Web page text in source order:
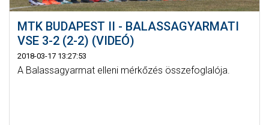
MTK BUDAPEST II - BALASSAGYARMATI
VSE 3-2 (2-2) (VIDEÓ)
2018-03-17 13:27:53
A Balassagyarmat elleni mérkőzés összefoglalója.